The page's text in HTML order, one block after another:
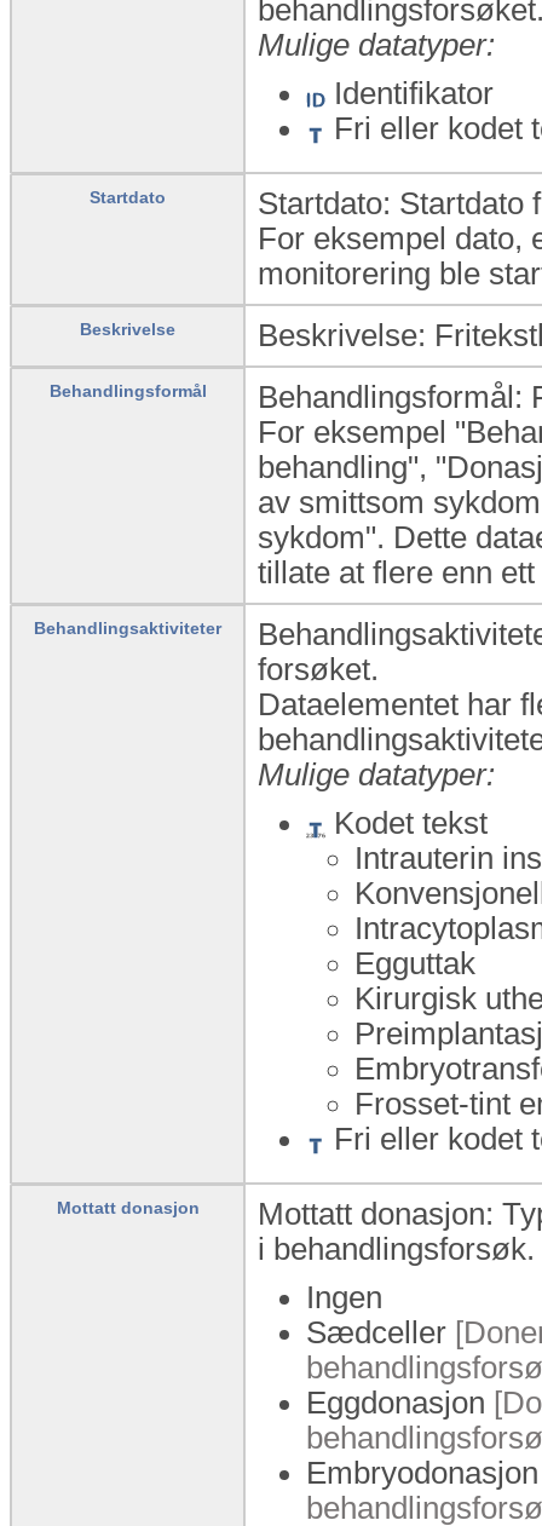
Mulige datatyper:
Identifikator
Fri eller kodet
Startdato
Startdato: Startdato
For eksempel dato,
monitorering ble
Beskrivelse Beskrivelse:
Behandlingsformål
Behandlingsformål:
For eksempel
behandling",
av smittsom
sykdom". Dette
tillate at flere enn
Behandlingsaktiviteter
forsøket.
Dataelementet har
Mulige datatyper:
Kodet tekst
Intrauterin
Egguttak
Kirurgisk
Frosset-tint
Fri eller kodet
Mottatt donasjon
Mottatt donasjon:
i behandlingsforsøk.
Ingen
Sædceller
Eggdonasjon
Embryodonasjon